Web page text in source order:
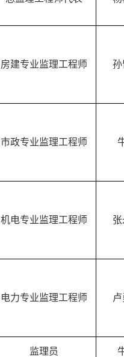
房建专业监理工程师 孙
市政专业监理工程师
机电专业监理工程师
电力专业监理工程师
监理员